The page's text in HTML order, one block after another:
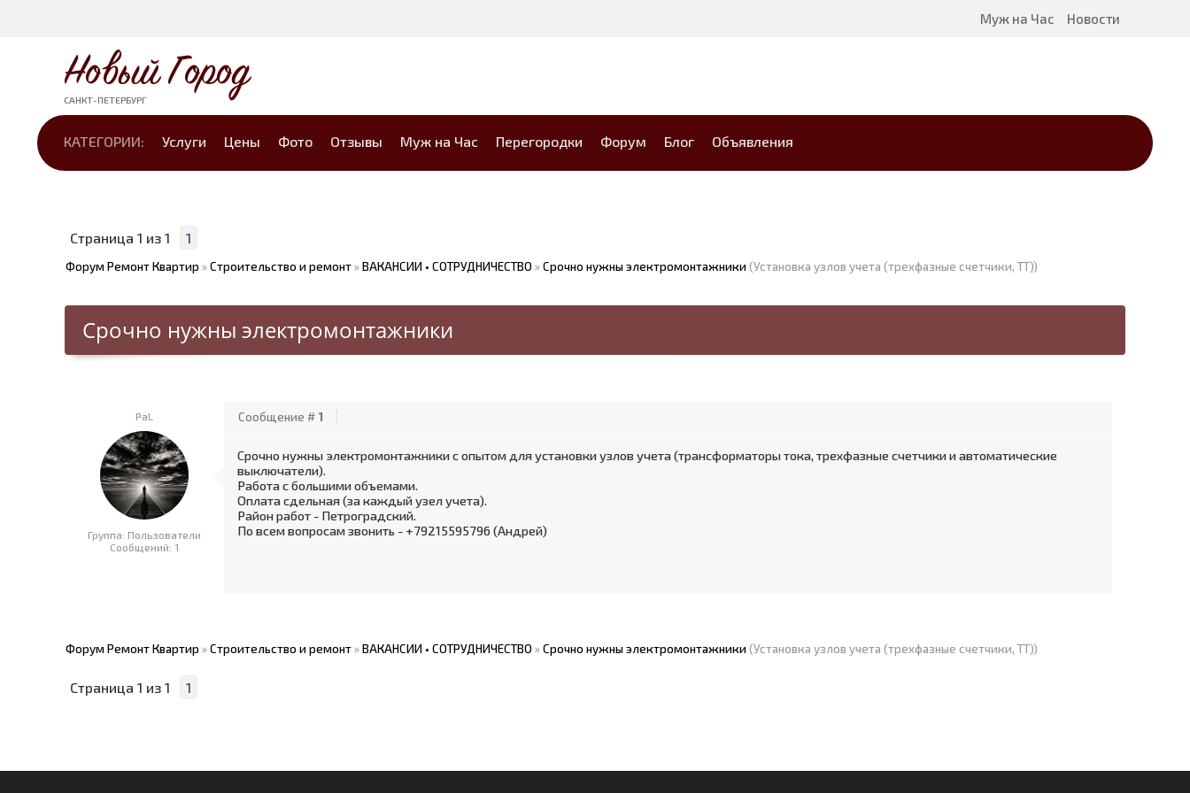
Муж на Час Новости
Новый Город
САНКТ-ПЕТЕРБУРГ
КАТЕГОРИИ: Услуги Цены Фото Отзывы Муж на Час Перегородки Форум Блог Объявления
Страница 1 из 1 1
Форум Ремонт Квартир »Строительство и ремонт»ВАКАНСИИ • СОТРУДНИЧЕСТВО »Срочно нужны электромонтажники (Установка узлов учета (трехфазные счетчики, ТТ))
Срочно нужны электромонтажники
PaL
Группа: Пользователи
Сообщений: 1
Сообщение #1
Срочно нужны электромонтажники с опытом для установки узлов учета (трансформаторы тока, трехфазные счетчики и автоматические
выключатели).
Работа с большими объемами.
Оплата сдельная (за каждый узел учета).
Район работ - Петроградский.
По всем вопросам звонить - +79215595796 (Андрей)
Форум Ремонт Квартир »Строительство и ремонт»ВАКАНСИИ • СОТРУДНИЧЕСТВО »Срочно нужны электромонтажники (Установка узлов учета (трехфазные счетчики, ТТ))
Страница 1 из 1 1